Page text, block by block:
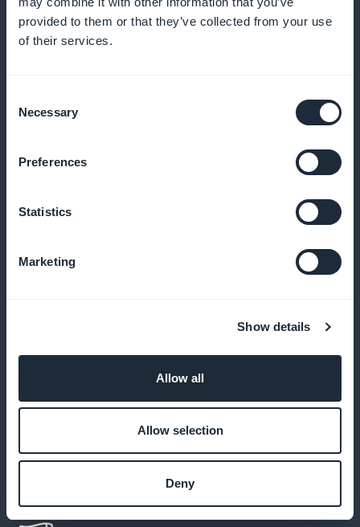
provided to them or that they’ve collected from your use
of their services.
Selection
Necessary
Preferences
Statistics
Marketing
Show details
Allow all
Allow selection
Deny
Seuraa sitoutumista ja ohjelman tehokkuutta, jotta
hakemuksessa
motivoituneina ja sitoutuneina
Mukauta tilaussivuja
Mukauta tilausvaihtoehtoja vastaamaan synnytyksen
jälkeisten ohjelmienne ainutlaatuisuutta